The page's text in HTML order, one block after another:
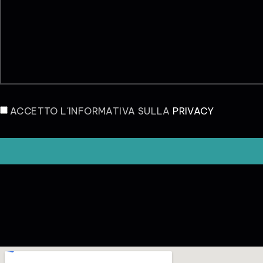
ACCETTO L'INFORMATIVA SULLA PRIVACY